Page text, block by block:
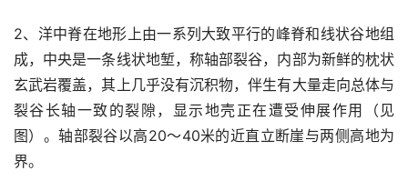
2、洋中脊在地形上由一系列大致平行的峰脊和线状谷地组
成，中央是一条线状地堑，称轴部裂谷，内部为新鲜的枕状
玄武岩覆盖，其上几乎没有沉积物，伴生有大量走向总体与
裂谷长轴一致的裂隙，显示地壳正在遭受伸展作用（见
图）。轴部裂谷以高20～40米的近直立断崖与两侧高地为
界。